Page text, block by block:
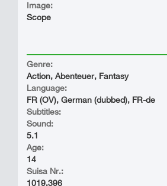
Image:
Scope
Genre:
Action, Abenteuer, Fantasy
Language:
FR (OV), German (dubbed), FR-de
Subtitles:
Sound:
5.1
Age:
14
Suisa Nr.:
1019.396